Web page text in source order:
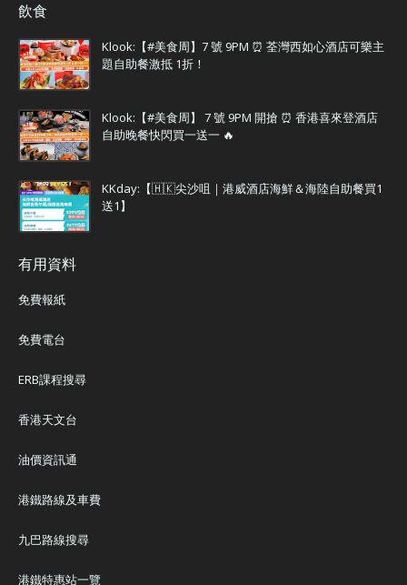
飲食
Klook:【#美食周】7 號 9PM ⏰ 荃灣西如心酒店可樂主
題自助餐激抵 1折！
Klook:【#美食周】 7 號 9PM 開搶 ⏰ 香港喜來登酒店
自助晚餐快閃買一送一 🔥
KKday:【🇭🇰尖沙咀｜港威酒店海鮮＆海陸自助餐買1
送1】
有用資料
免費報紙
免費電台
ERB課程搜尋
香港天文台
油價資訊通
港鐵路線及車費
九巴路線搜尋
港鐵特惠站一覽